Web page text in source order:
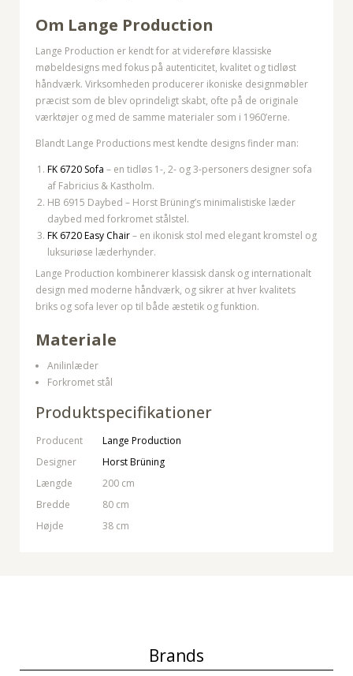
Om Lange Production
Lange Production er kendt for at videreføre klassiske
møbeldesigns med fokus på autenticitet, kvalitet og tidløst
håndværk. Virksomheden producerer ikoniske designmøbler
præcist som de blev oprindeligt skabt, ofte på de originale
værktøjer og med de samme materialer som i 1960’erne.
Blandt Lange Productions mest kendte designs finder man:
FK 6720 Sofa – en tidløs 1-, 2- og 3-personers designer sofa
af Fabricius & Kastholm.
HB 6915 Daybed – Horst Brüning’s minimalistiske læder
daybed med forkromet stålstel.
FK 6720 Easy Chair– en ikonisk stol med elegant kromstel og
luksuriøse læderhynder.
Lange Production kombinerer klassisk dansk og internationalt
design med moderne håndværk, og sikrer at hver kvalitets
briks og sofa lever op til både æstetik og funktion.
Materiale
Anilinlæder
Forkromet stål
Produktspecifikationer
Producent
Lange Production
Designer
Horst Brüning
Længde
200 cm
Bredde
80 cm
Højde
38 cm
Brands